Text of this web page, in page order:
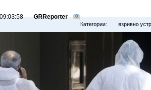
GRReporter 0
Категории: взривно